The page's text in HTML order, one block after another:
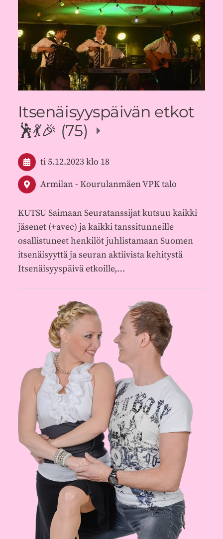
Itsenäisyyspäivän etkot
🕺💃🎉 (75)
ti 5.12.2023klo 18
Armilan - Kourulanmäen VPK talo
KUTSU Saimaan Seuratanssijat kutsuu kaikki
jäsenet (+avec) ja kaikki tanssitunneille
osallistuneet henkilöt juhlistamaan Suomen
itsenäisyyttä ja seuran aktiivista kehitystä
Itsenäisyyspäivä etkoille,…